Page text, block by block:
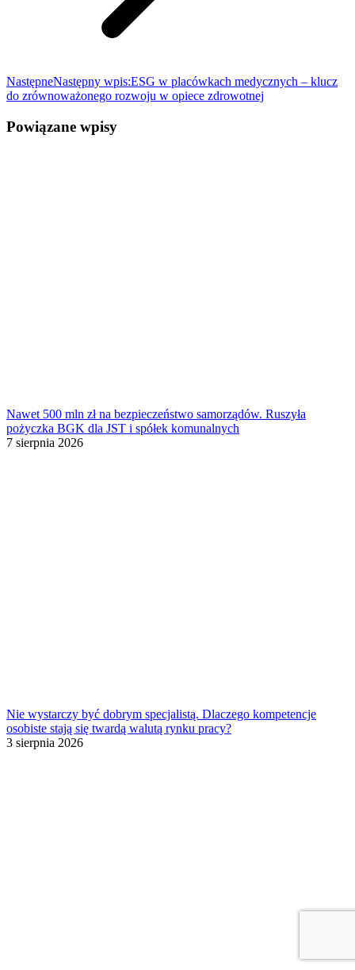
NastępneNastępny wpis:ESG w placówkach medycznych – klucz
do zrównoważonego rozwoju w opiece zdrowotnej
Powiązane wpisy
Nawet 500 mln zł na bezpieczeństwo samorządów. Ruszyła
pożyczka BGK dla JST i spółek komunalnych
7 sierpnia 2026
Nie wystarczy być dobrym specjalistą. Dlaczego kompetencje
osobiste stają się twardą walutą rynku pracy?
3 sierpnia 2026